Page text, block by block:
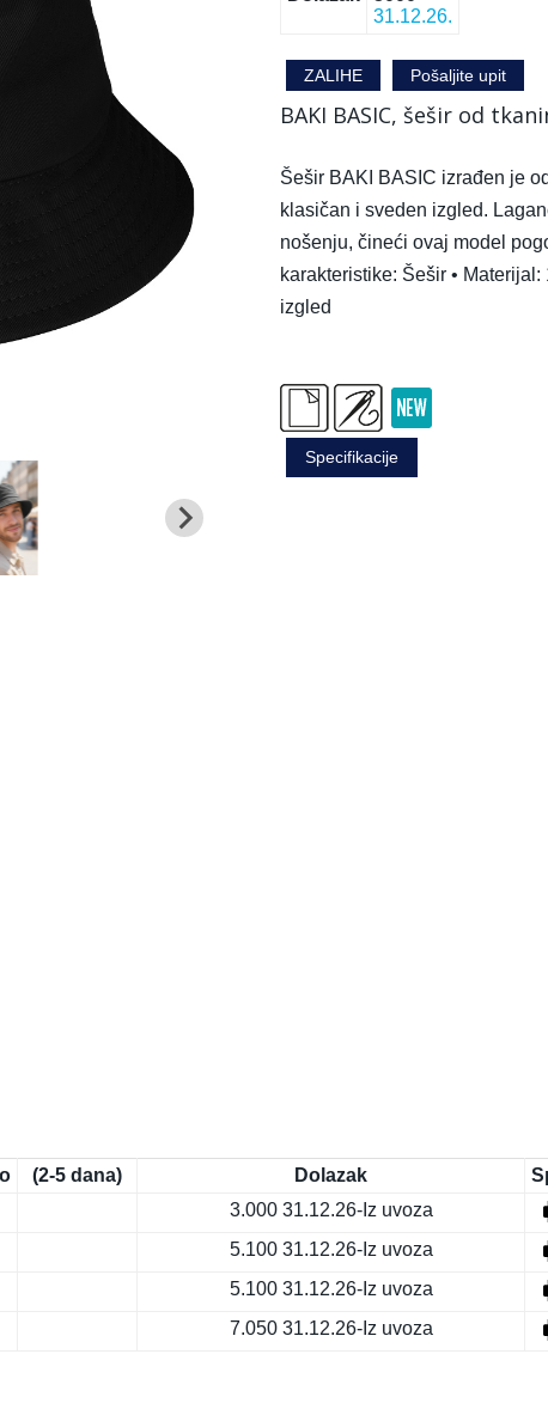
31.12.26.
ZALIHE Pošaljite upit
BAKI BASIC, šešir od
Šešir BAKI BASIC izrađen je
klasičan i sveden izgled.
nošenju, čineći ovaj model
karakteristike: Šešir •
izgled
Specifikacije
(2-5 dana) Dolazak
3.000 31.12.26-Iz uvoza
5.100 31.12.26-Iz uvoza
5.100 31.12.26-Iz uvoza
7.050 31.12.26-Iz uvoza